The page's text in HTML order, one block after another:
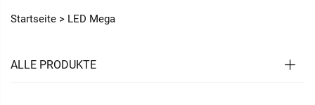
Startseite > LED Mega
ALLE PRODUKTE